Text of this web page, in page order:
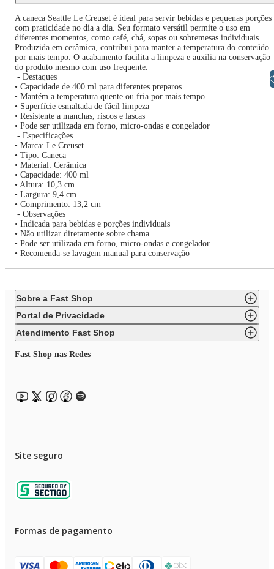
A caneca Seattle Le Creuset é ideal para servir bebidas e pequenas porções
com praticidade no dia a dia. Seu formato versátil permite o uso em
diferentes momentos, como café, chá, sopas ou sobremesas individuais.
Produzida em cerâmica, contribui para manter a temperatura do conteúdo
por mais tempo. O acabamento facilita a limpeza e auxilia na conservação
do produto mesmo com uso frequente.
- Destaques
• Capacidade de 400 ml para diferentes preparos
• Mantém a temperatura quente ou fria por mais tempo
• Superfície esmaltada de fácil limpeza
• Resistente a manchas, riscos e lascas
• Pode ser utilizada em forno, micro-ondas e congelador
- Especificações
• Marca: Le Creuset
• Tipo: Caneca
• Material: Cerâmica
• Capacidade: 400 ml
• Altura: 10,3 cm
• Largura: 9,4 cm
• Comprimento: 13,2 cm
- Observações
• Indicada para bebidas e porções individuais
• Não utilizar diretamente sobre chama
• Pode ser utilizada em forno, micro-ondas e congelador
• Recomenda-se lavagem manual para conservação
Sobre a Fast Shop
Portal de Privacidade
Atendimento Fast Shop
Fast Shop nas Redes
Site seguro
Formas de pagamento